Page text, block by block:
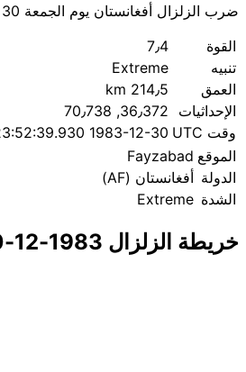
ضرب الزلزال أفغانستان يوم الجمعة 30 ديسمبر 1983 عند الساعة 23:52 بالتوقيت العالمي، وبلغت قوته 7٫4. يقع المركز عند خط الطول 70٫738 وخط العرض 36٫372.
القوة
7٫4
تنبيه
Extreme
العمق
214٫5 km
الإحداثيات
36٫372, 70٫738
وقت UTC
1983-12-30 23:52:39.930
الموقع Fayzabad
الدولة أفغانستان (AF)
الشدة Extreme
خريطة الزلزال 1983-12-30